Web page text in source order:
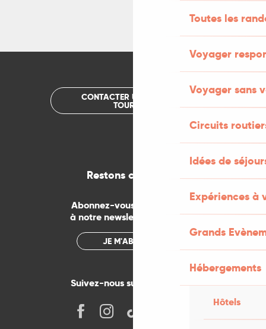
Toutes les
Voyager
Voyager sans
Circuits
Idées de
Expériences à
Grands
Hébergements
Hôtels
CONTACTER UN OFFICE DE
TOURISME
Restons connectés
Abonnez-vous gratuitement
à notre newsletter mensuelle
JE M'ABONNE
Suivez-nous sur les réseaux !